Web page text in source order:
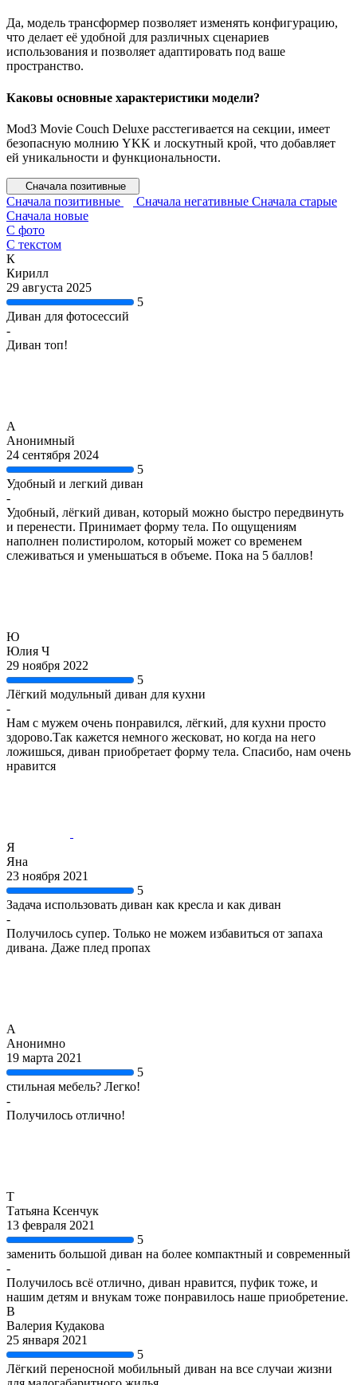
Да, модель трансформер позволяет изменять конфигурацию,
что делает её удобной для различных сценариев
использования и позволяет адаптировать под ваше
пространство.
Каковы основные характеристики модели?
Mod3 Movie Couch Deluxe расстегивается на секции, имеет
безопасную молнию YKK и лоскутный крой, что добавляет
ей уникальности и функциональности.
Сначала позитивные
Сначала позитивные Сначала негативные Сначала старые
Сначала новые
С фото
С текстом
К
Кирилл
29 августа 2025
5
Диван для фотосессий
-
Диван топ!
А
Анонимный
24 сентября 2024
5
Удобный и легкий диван
-
Удобный, лёгкий диван, который можно быстро передвинуть
и перенести. Принимает форму тела. По ощущениям
наполнен полистиролом, который может со временем
слеживаться и уменьшаться в объеме. Пока на 5 баллов!
Ю
Юлия Ч
29 ноября 2022
5
Лёгкий модульный диван для кухни
-
Нам с мужем очень понравился, лёгкий, для кухни просто
здорово.Так кажется немного жесковат, но когда на него
ложишься, диван приобретает форму тела. Спасибо, нам очень
нравится
Я
Яна
23 ноября 2021
5
Задача использовать диван как кресла и как диван
-
Получилось супер. Только не можем избавиться от запаха
дивана. Даже плед пропах
А
Анонимно
19 марта 2021
5
стильная мебель? Легко!
-
Получилось отлично!
Т
Татьяна Ксенчук
13 февраля 2021
5
заменить большой диван на более компактный и современный
-
Получилось всё отлично, диван нравится, пуфик тоже, и
нашим детям и внукам тоже понравилось наше приобретение.
В
Валерия Кудакова
25 января 2021
5
Лёгкий переносной мобильный диван на все случаи жизни